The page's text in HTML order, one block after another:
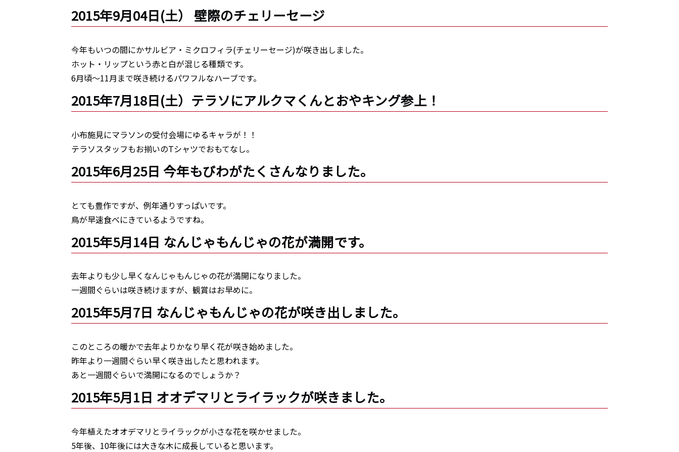
2015年9月04日(土） 壁際のチェリーセージ
今年もいつの間にかサルビア・ミクロフィラ(チェリーセージ)が咲き出しました。
ホット・リップという赤と白が混じる種類です。
6月頃〜11月まで咲き続けるパワフルなハーブです。
2015年7月18日(土）テラソにアルクマくんとおやキング参上！
小布施見にマラソンの受付会場にゆるキャラが！！
テラソスタッフもお揃いのTシャツでおもてなし。
2015年6月25日 今年もびわがたくさんなりました。
とても豊作ですが、例年通りすっぱいです。
鳥が早速食べにきているようですね。
2015年5月14日 なんじゃもんじゃの花が満開です。
去年よりも少し早くなんじゃもんじゃの花が満開になりました。
一週間ぐらいは咲き続けますが、観賞はお早めに。
2015年5月7日 なんじゃもんじゃの花が咲き出しました。
このところの暖かで去年よりかなり早く花が咲き始めました。
昨年より一週間ぐらい早く咲き出したと思われます。
あと一週間ぐらいで満開になるのでしょうか？
2015年5月1日 オオデマリとライラックが咲きました。
今年植えたオオデマリとライラックが小さな花を咲かせました。
5年後、10年後には大きな木に成長していると思います。